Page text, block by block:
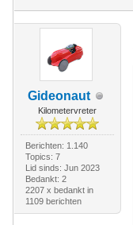
Gideonaut
Kilometervreter
Berichten: 1.140
Topics: 7
Lid sinds: Jun 2023
Bedankt: 2
2207 x bedankt in
1109 berichten